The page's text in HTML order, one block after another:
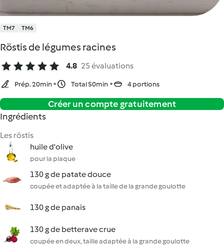
TM7 TM6
Röstis de légumes racines
4.8 25 évaluations
Prép. 20min Total 50min 4 portions
Créer un compte gratuitement
Ingrédients
Les röstis
huile d'olive
pour la plaque
130 g de patate douce
coupée et adaptée à la taille de la grande goulotte
130 g de panais
130 g de betterave crue
coupée en deux, taille adaptée à la grande goulotte